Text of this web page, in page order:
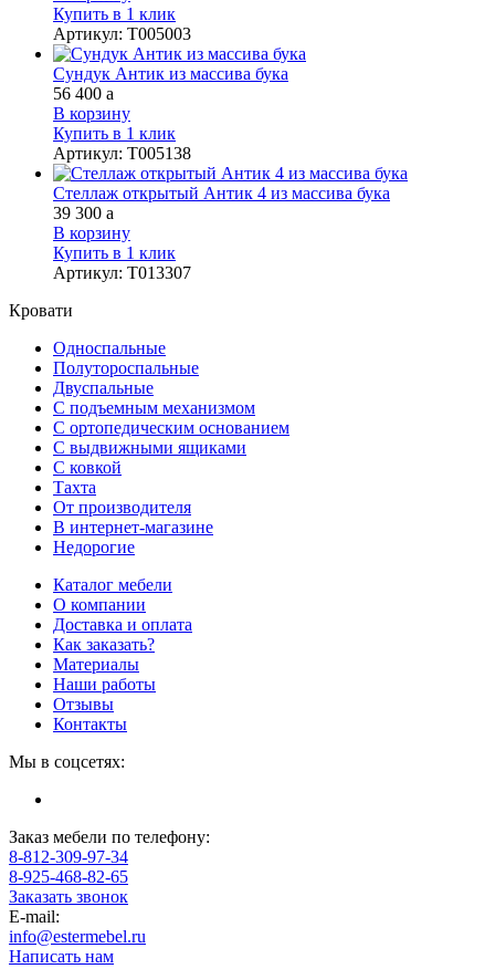
Купить в 1 клик
Артикул: Т005003
Сундук Антик из массива бука
56 400 a
В корзину
Купить в 1 клик
Артикул: Т005138
Стеллаж открытый Антик 4 из массива бука
39 300 a
В корзину
Купить в 1 клик
Артикул: Т013307
Кровати
Односпальные
Полутороспальные
Двуспальные
С подъемным механизмом
С ортопедическим основанием
С выдвижными ящиками
С ковкой
Тахта
От производителя
В интернет-магазине
Недорогие
Каталог мебели
О компании
Доставка и оплата
Как заказать?
Материалы
Наши работы
Отзывы
Контакты
Мы в соцсетях:
Заказ мебели по телефону:
8-812-309-97-34
8-925-468-82-65
Заказать звонок
E-mail:
info@estermebel.ru
Написать нам